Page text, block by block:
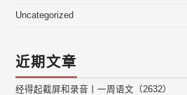
Uncategorized
近期文章
经得起截屏和录音丨一周语文（2632）